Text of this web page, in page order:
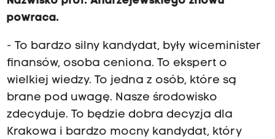
powraca.
- To bardzo silny kandydat, były wiceminister
finansów, osoba ceniona. To ekspert o
wielkiej wiedzy. To jedna z osób, które są
brane pod uwagę. Nasze środowisko
zdecyduje. To będzie dobra decyzja dla
Krakowa i bardzo mocny kandydat, który